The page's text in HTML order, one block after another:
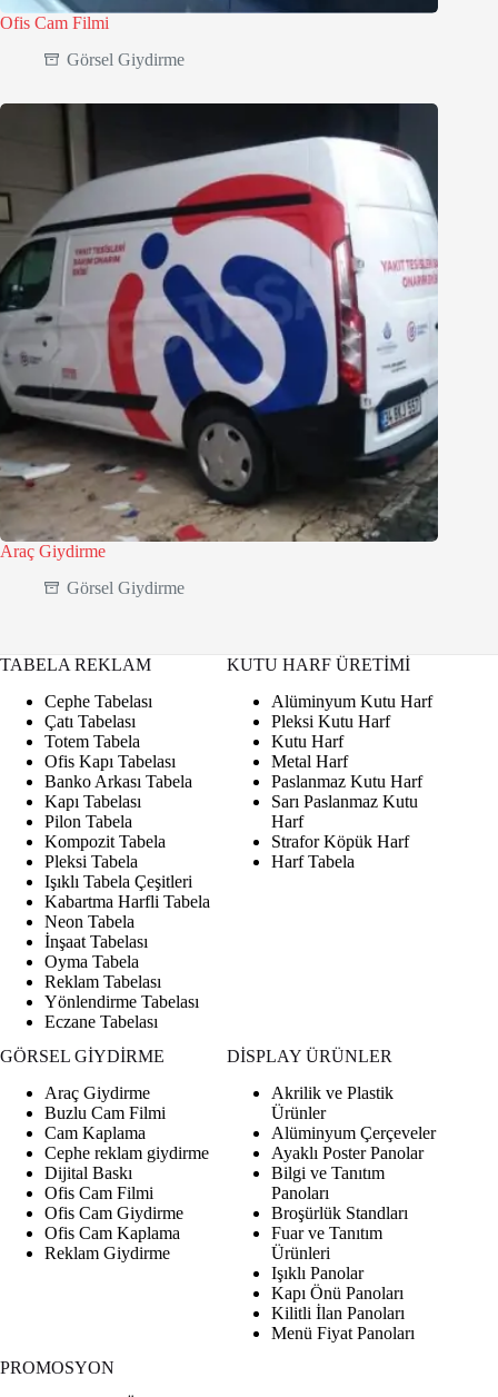
Ofis Cam Filmi
Görsel Giydirme
Araç Giydirme
Görsel Giydirme
TABELA REKLAM
Cephe Tabelası
Çatı Tabelası
Totem Tabela
Ofis Kapı Tabelası
Banko Arkası Tabela
Kapı Tabelası
Pilon Tabela
Kompozit Tabela
Pleksi Tabela
Işıklı Tabela Çeşitleri
Kabartma Harfli Tabela
Neon Tabela
İnşaat Tabelası
Oyma Tabela
Reklam Tabelası
Yönlendirme Tabelası
Eczane Tabelası
KUTU HARF ÜRETİMİ
Alüminyum Kutu Harf
Pleksi Kutu Harf
Kutu Harf
Metal Harf
Paslanmaz Kutu Harf
Sarı Paslanmaz Kutu
Harf
Strafor Köpük Harf
Harf Tabela
GÖRSEL GİYDİRME
Araç Giydirme
Buzlu Cam Filmi
Cam Kaplama
Cephe reklam giydirme
Dijital Baskı
Ofis Cam Filmi
Ofis Cam Giydirme
Ofis Cam Kaplama
Reklam Giydirme
DİSPLAY ÜRÜNLER
Akrilik ve Plastik
Ürünler
Alüminyum Çerçeveler
Ayaklı Poster Panolar
Bilgi ve Tanıtım
Panoları
Broşürlük Standları
Fuar ve Tanıtım
Ürünleri
Işıklı Panolar
Kapı Önü Panoları
Kilitli İlan Panoları
Menü Fiyat Panoları
PROMOSYON